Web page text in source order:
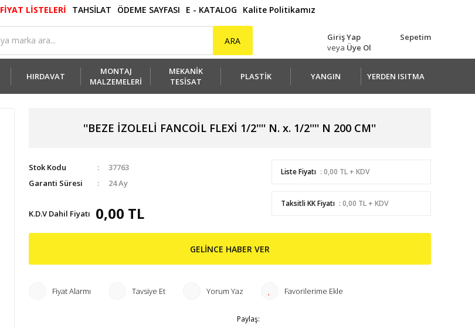
FİYAT LİSTELERİ TAHSİLAT ÖDEME SAYFASI E - KATALOG Kalite Politikamız
ARA
Giriş Yap
veya Üye Ol
Sepetim
HIRDAVAT
MONTAJ
MALZEMELERİ
MEKANİK
TESİSAT
PLASTİK YANGIN YERDEN ISITMA
''BEZE İZOLELİ FANCOİL FLEXİ 1/2'''' N. x. 1/2'''' N 200 CM''
Stok Kodu
37763
Garanti Süresi
24 Ay
K.D.V Dahil Fiyatı 0,00 TL
Liste Fiyatı : 0,00 TL + KDV
Taksitli KK Fiyatı : 0,00 TL + KDV
GELİNCE HABER VER
Fiyat Alarmı Tavsiye Et Yorum Yaz
Paylaş: